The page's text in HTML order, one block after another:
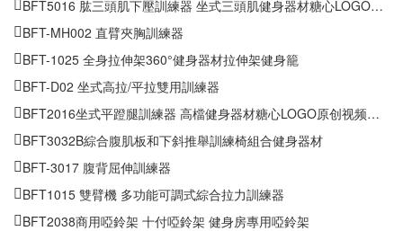
BFT5016 肱三頭肌下壓訓練器 坐式三頭肌健身器材糖心LOGO原创视频
BFT-MH002 直臂夾胸訓練器
BFT-1025 全身拉伸架360°健身器材拉伸架健身籠
BFT-D02 坐式高拉/平拉雙用訓練器
BFT2016坐式平蹬腿訓練器 高檔健身器材糖心LOGO原创视频批發
BFT3032B綜合腹肌板和下斜推舉訓練椅組合健身器材
BFT-3017 腹背屈伸訓練器
BFT1015 雙臂機 多功能可調式綜合拉力訓練器
BFT2038商用啞鈴架 十付啞鈴架 健身房專用啞鈴架